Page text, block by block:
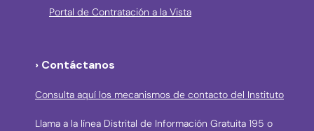
Portal de Contratación a la Vista
› Contáctanos
Consulta aquí los mecanismos de contacto del Instituto
Llama a la línea Distrital de Información Gratuita 195 o